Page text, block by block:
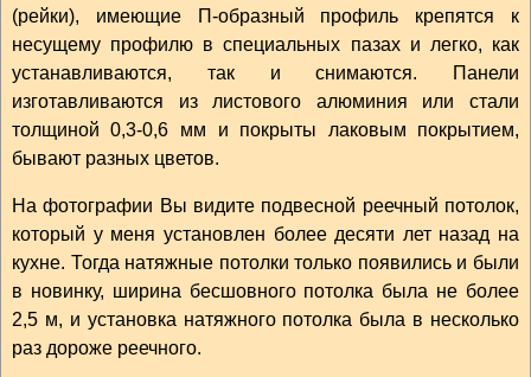
(рейки), имеющие П-образный профиль крепятся к
несущему профилю в специальных пазах и легко, как
устанавливаются, так и снимаются. Панели
изготавливаются из листового алюминия или стали
толщиной 0,3-0,6 мм и покрыты лаковым покрытием,
бывают разных цветов.
На фотографии Вы видите подвесной реечный потолок,
который у меня установлен более десяти лет назад на
кухне. Тогда натяжные потолки только появились и были
в новинку, ширина бесшовного потолка была не более
2,5 м, и установка натяжного потолка была в несколько
раз дороже реечного.